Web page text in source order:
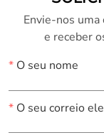
Envie-nos
e receber
*O seu nome
*O seu correio